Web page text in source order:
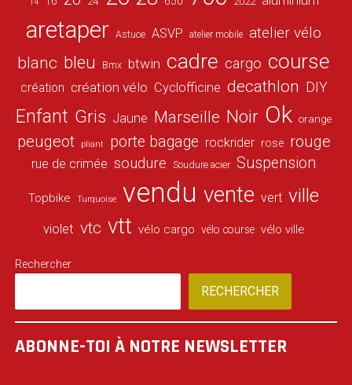
14
aretaper Astuce ASVP atelier mobile atelier vélo
blanc bleu Bmx btwin cadre cargo course
création création vélo Cyclofficine decathlon DIY
Enfant Gris Jaune Marseille Noir Ok orange
peugeot pliant porte bagage rockrider rose rouge
rue de crimée soudure Soudure acier Suspension
Topbike Turquoise vendu vente vert ville
violet vtc vtt vélo cargo vélo course vélo ville
Rechercher
RECHERCHER
ABONNE-TOI À NOTRE NEWSLETTER